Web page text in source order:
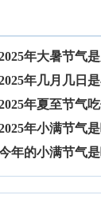
年大暑节气
年几月几日
年夏至节气
年小满节气
年的小满节气